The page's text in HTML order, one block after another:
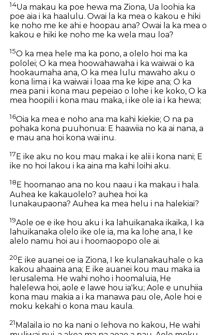
14Ua makau ka poe hewa ma Ziona, Ua loohia ka
poe aia i ka haalulu. Owai la ka mea o kakou e hiki
ke noho me ke ahi e hoopau ana? Owai la ka mea o
kakou e hiki ke noho me ka wela mau loa?
15O ka mea hele ma ka pono, a olelo hoi ma ka
pololei; O ka mea hoowahawaha i ka waiwai o ka
hookaumaha ana, O ka mea lulu mawaho aku o
kona lima i ka waiwai i loaa ma ke kipe ana; O ka
mea pani i kona mau pepeiao o lohe i ke koko, O ka
mea hoopili i kona mau maka, i ike ole ia i ka hewa;
16Oia ka mea e noho ana ma kahi kiekie; O na pa
pohaka kona puuhonua: E haawiia no ka ai nana, a
e mau ana hoi kona wai inu.
17 E ike aku no kou mau maka i ke alii i kona nani; E
ike no hoi lakou i ka aina ma kahi loihi aku.
18 E hoomanao ana no kou naau i ka makau i hala.
Auhea ke kakauolelo? auhea hoi ka
lunakaupaona? Auhea ka mea helu i na halekiai?
19Aole oe e ike hou aku i ka lahuikanaka ikaika, I ka
lahuikanaka olelo ike ole ia, ma ka lohe ana, I ke
alelo namu hoi au i hoomaopopo ole ai.
20 E ike auanei oe ia Ziona, I ke kulanakauhale o ka
kakou ahaaina ana; E ike auanei kou mau maka ia
Ierusalema. He wahi noho i hoomaluia, He
halelewa hoi, aole e lawe hou ia'ku; Aole e unuhiia
kona mau makia a i ka manawa pau ole, Aole hoi e
moku kekahi o kona mau kaula.
21 Malaila io no ka nani o Iehova no kakou, He wahi